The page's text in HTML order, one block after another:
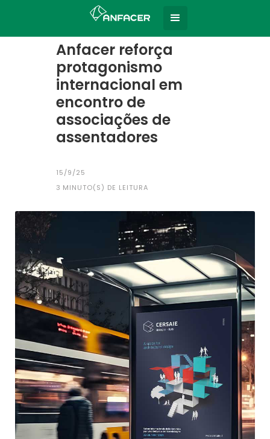
Todas as notícias
Anfacer reforça
protagonismo
internacional em
encontro de
associações de
assentadores
15/9/25
3 MINUTO(S) DE LEITURA